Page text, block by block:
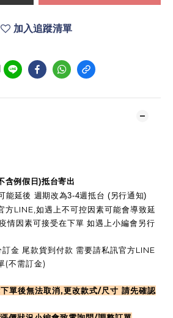
加入追蹤清單
含例假日)抵台寄出
能延後 週期改為3-4週抵台 (另行通知)
方LINE,如遇上不可控因素可能會導致延
情因素可接受在下單 如遇上小編會另行
金 尾款貨到付款 需要請私訊官方LINE
(不需訂金)
單後無法取消,更改款式/尺寸 請先確認